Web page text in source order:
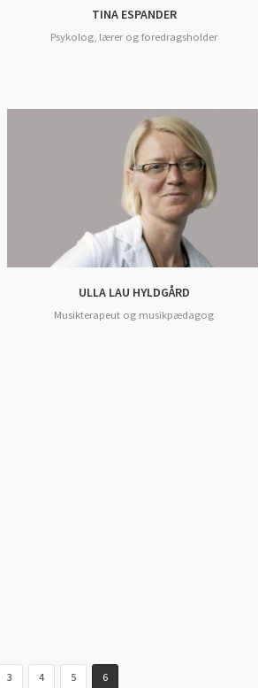
TINA ESPANDER
Psykolog, lærer og foredragsholder
ULLA LAU HYLDGÅRD
Musikterapeut og musikpædagog
3 4 5 6